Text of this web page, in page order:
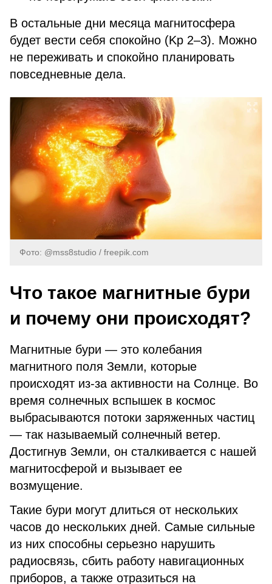
В остальные дни месяца магнитосфера
будет вести себя спокойно (Kp 2–3). Можно
не переживать и спокойно планировать
повседневные дела.
Фото: @mss8studio / freepik.com
Что такое магнитные бури
и почему они происходят?
Магнитные бури — это колебания
магнитного поля Земли, которые
происходят из-за активности на Солнце. Во
время солнечных вспышек в космос
выбрасываются потоки заряженных частиц
— так называемый солнечный ветер.
Достигнув Земли, он сталкивается с нашей
магнитосферой и вызывает ее
возмущение.
Такие бури могут длиться от нескольких
часов до нескольких дней. Самые сильные
из них способны серьезно нарушить
радиосвязь, сбить работу навигационных
приборов, а также отразиться на